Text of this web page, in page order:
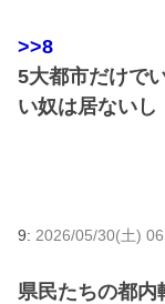
>>8
5大都市だけで
い奴は居ないし
9: 2026/05/30(土)
県民たちの都内